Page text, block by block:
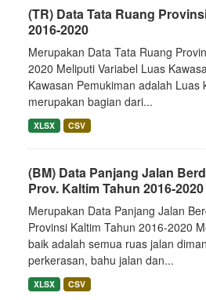
(TR) Data Tata Ruang
2016-2020
Merupakan Data Tata Ruang
2020 Meliputi Variabel Luas
Kawasan Pemukiman adalah Luas
merupakan bagian dari...
XLSX CSV
(BM) Data Panjang Jalan
Prov. Kaltim Tahun 2016-2020
Merupakan Data Panjang Jalan
Provinsi Kaltim Tahun 2016-2020
baik adalah semua ruas jalan
perkerasan, bahu jalan dan...
XLSX CSV